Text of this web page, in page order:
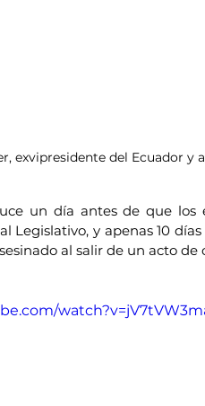
exvipresidente del Ecuador y
un día antes de que
Legislativo, y apenas 10
al salir de un acto